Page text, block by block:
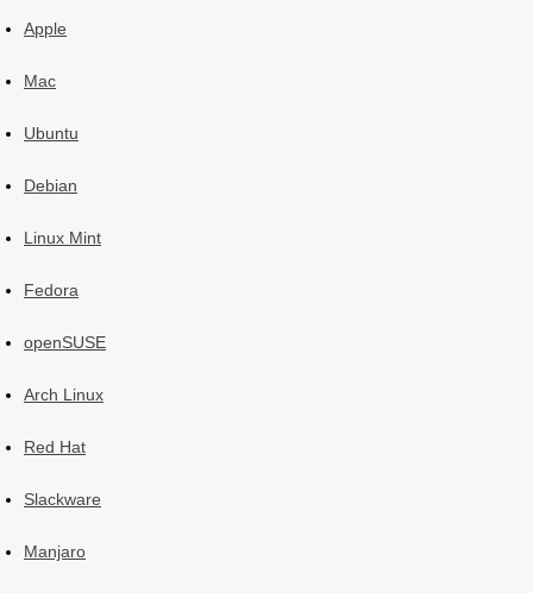
Apple
Mac
Ubuntu
Debian
Linux Mint
Fedora
openSUSE
Arch Linux
Red Hat
Slackware
Manjaro